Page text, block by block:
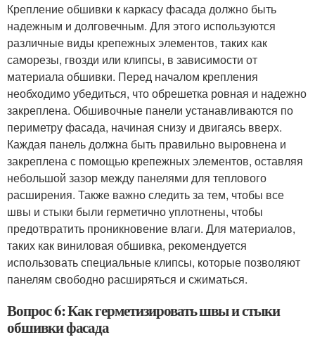
Крепление обшивки к каркасу фасада должно быть
надежным и долговечным. Для этого используются
различные виды крепежных элементов, таких как
саморезы, гвозди или клипсы, в зависимости от
материала обшивки. Перед началом крепления
необходимо убедиться, что обрешетка ровная и надежно
закреплена. Обшивочные панели устанавливаются по
периметру фасада, начиная снизу и двигаясь вверх.
Каждая панель должна быть правильно выровнена и
закреплена с помощью крепежных элементов, оставляя
небольшой зазор между панелями для теплового
расширения. Также важно следить за тем, чтобы все
швы и стыки были герметично уплотнены, чтобы
предотвратить проникновение влаги. Для материалов,
таких как виниловая обшивка, рекомендуется
использовать специальные клипсы, которые позволяют
панелям свободно расширяться и сжиматься.
Вопрос 6: Как герметизировать швы и стыки
обшивки фасада